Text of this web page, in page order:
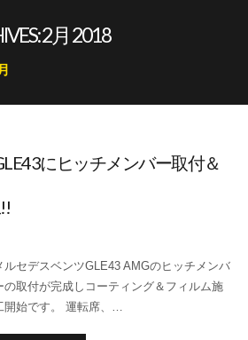
2月 2018
にヒッチメンバー取付＆
ルセデスベンツGLE43 AMGのヒッチメンバ
の取付が完成しコーティング＆フィルム施
開始です。 運転席、…